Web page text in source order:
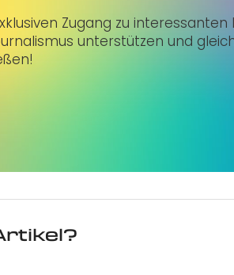
Zugang zu interessanten
unterstützen und